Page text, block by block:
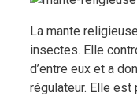
La mante
insectes. Elle
d’entre eux et a
régulateur. Elle